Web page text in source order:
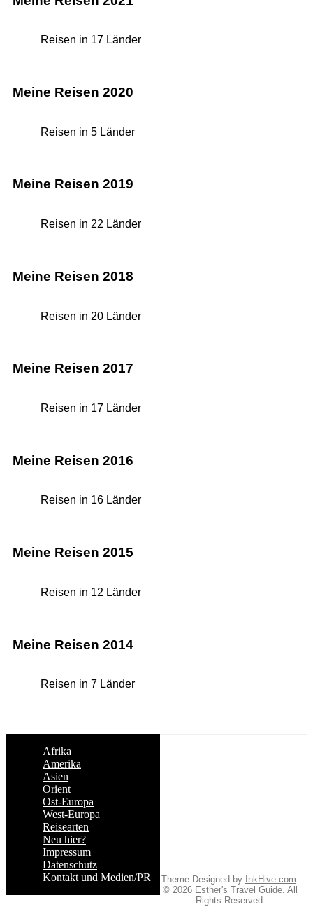
Reisen in 17 Länder
Meine Reisen 2020
Reisen in 5 Länder
Meine Reisen 2019
Reisen in 22 Länder
Meine Reisen 2018
Reisen in 20 Länder
Meine Reisen 2017
Reisen in 17 Länder
Meine Reisen 2016
Reisen in 16 Länder
Meine Reisen 2015
Reisen in 12 Länder
Meine Reisen 2014
Reisen in 7 Länder
Afrika
Amerika
Asien
Orient
Ost-Europa
West-Europa
Reisearten
Neu hier?
Impressum
Datenschutz
Kontakt und Medien/PR
Theme Designed by InkHive.com.
© 2026 Esther's Travel Guide. All
Rights Reserved.